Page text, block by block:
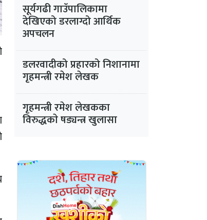
सूर्यगढी गाउँपालिकामा
देखिएको डरलाग्दो आर्थिक
अपचलन
डलरवादीको प्रहारको निशानामा
गृहमन्त्री रमेश लेखक
गृहमन्त्री रमेश लेखकका
विरुद्धकाे षड्यन्त्र खुलासा